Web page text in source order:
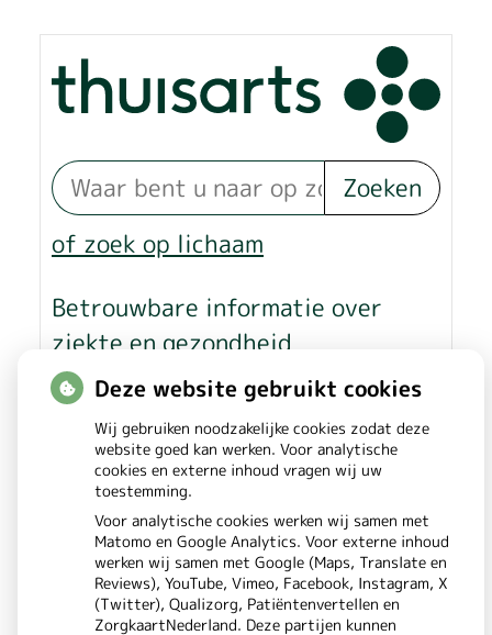
Instagram
pagina
Zoeken
of zoek op lichaam
Betrouwbare informatie over
ziekte en gezondheid
Deze website gebruikt cookies
Wij gebruiken noodzakelijke cookies zodat deze
website goed kan werken. Voor analytische
cookies en externe inhoud vragen wij uw
toestemming.
Voor analytische cookies werken wij samen met
Matomo en Google Analytics. Voor externe inhoud
werken wij samen met Google (Maps, Translate en
Reviews), YouTube, Vimeo, Facebook, Instagram, X
(Twitter), Qualizorg, Patiëntenvertellen en
ZorgkaartNederland. Deze partijen kunnen